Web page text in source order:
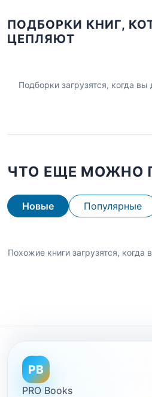
ПОДБОРКИ КНИГ,
ЦЕПЛЯЮТ
Подборки загрузятся, когда вы
ЧТО ЕЩЕ МОЖНО
Новые Популярные
Похожие книги загрузятся, когда
PB
PRO Books